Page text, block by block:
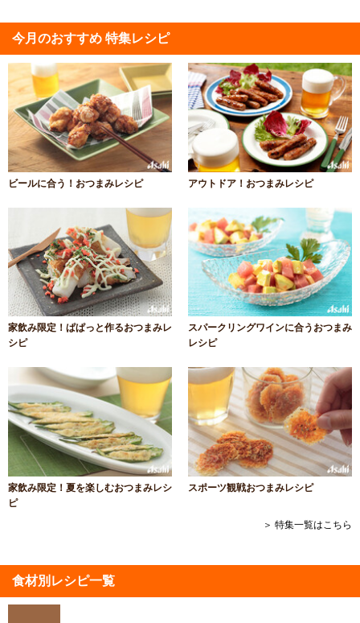
今月のおすすめ 特集レシピ
ビールに合う！おつまみレシピ アウトドア！おつまみレシピ
家飲み限定！ぱぱっと作るおつまみレ
シピ
スパークリングワインに合うおつまみ
レシピ
家飲み限定！夏を楽しむおつまみレシ
ピ
スポーツ観戦おつまみレシピ
＞ 特集一覧はこちら
食材別レシピ一覧